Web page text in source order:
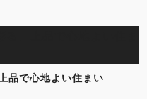
品で心地よい住まい